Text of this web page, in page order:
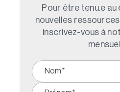
Pour être tenu.e
nouvelles
inscrivez-vous à